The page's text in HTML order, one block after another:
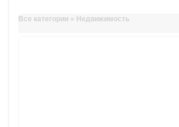
Все категории » Недвижимость